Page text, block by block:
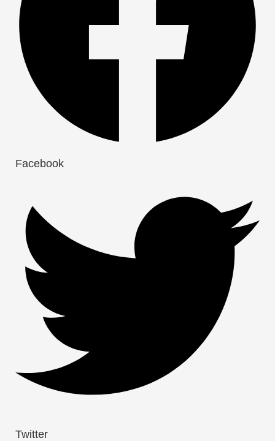
Facebook
Twitter